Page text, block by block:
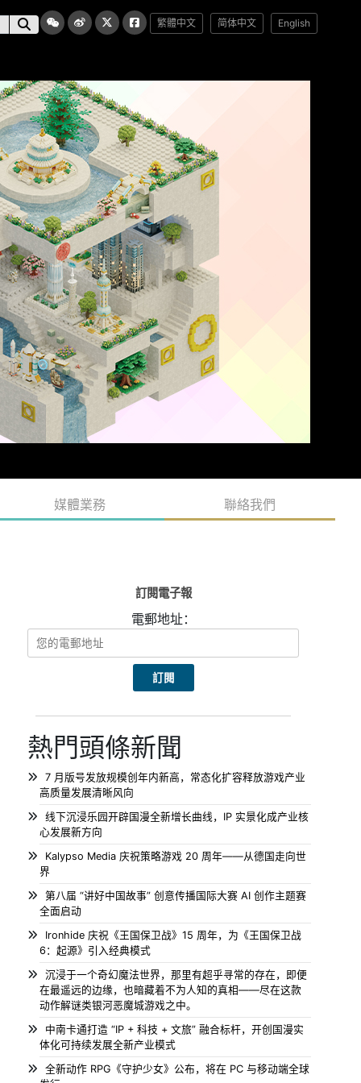
繁體中文 简体中文 English
媒體業務 聯絡我們
訂閱電子報
電郵地址：
熱門頭條新聞
7 月版号发放规模创年内新高，常态化扩容释放游戏产业
高质量发展清晰风向
线下沉浸乐园开辟国漫全新增长曲线，IP 实景化成产业核
心发展新方向
Kalypso Media 庆祝策略游戏 20 周年——从德国走向世
界
第八届 “讲好中国故事” 创意传播国际大赛 AI 创作主题赛
全面启动
Ironhide 庆祝《王国保卫战》15 周年，为《王国保卫战
6：起源》引入经典模式
沉浸于一个奇幻魔法世界，那里有超乎寻常的存在，即便
在最遥远的边缘，也暗藏着不为人知的真相——尽在这款
动作解谜类银河恶魔城游戏之中。
中南卡通打造 “IP + 科技 + 文旅” 融合标杆，开创国漫实
体化可持续发展全新产业模式
全新动作 RPG《守护少女》公布，将在 PC 与移动端全球